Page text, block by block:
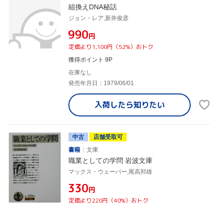
組換えDNA秘話
ジョン・レア,新井俊彦
¥990円
定価より1,100円（52%）おトク
獲得ポイント 9P
在庫なし
発売年月日：1979/06/01
入荷したら知りたい
中古
店舗受取可
書籍
文庫
職業としての学問 岩波文庫
マックス・ウェーバー,尾高邦雄
¥330円
定価より220円（40%）おトク